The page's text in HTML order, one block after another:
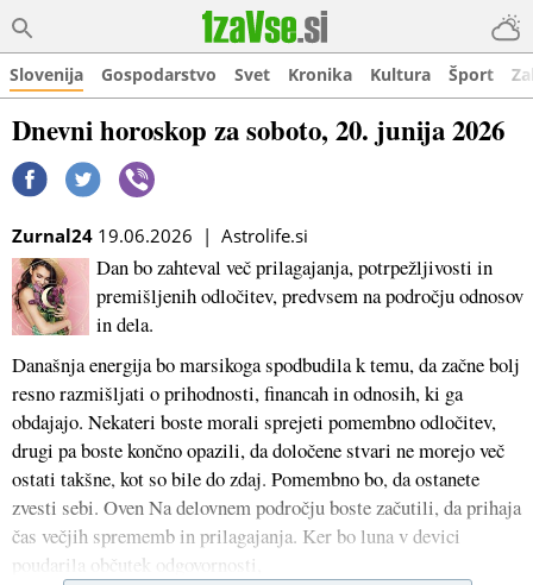
Slovenija Gospodarstvo Svet Kronika Kultura Šport
Dnevni horoskop za soboto, 20. junija 2026
Zurnal24 19.06.2026 | Astrolife.si
Dan bo zahteval več prilagajanja, potrpežljivosti in
premišljenih odločitev, predvsem na področju odnosov
in dela.
Današnja energija bo marsikoga spodbudila k temu, da začne bolj
resno razmišljati o prihodnosti, financah in odnosih, ki ga
obdajajo. Nekateri boste morali sprejeti pomembno odločitev,
drugi pa boste končno opazili, da določene stvari ne morejo več
ostati takšne, kot so bile do zdaj. Pomembno bo, da ostanete
zvesti sebi. Oven Na delovnem področju boste začutili, da prihaja
čas večjih sprememb in prilagajanja. Ker bo luna v devici
poudarila občutek odgovornosti,